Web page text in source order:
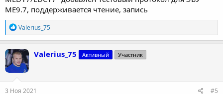
ME9.7, поддерживается чтение, запись
Р
е
а
к
ц
и
и
:
Valerius_75
Valerius_75 Активный Участник
3 Ноя 2021 #5